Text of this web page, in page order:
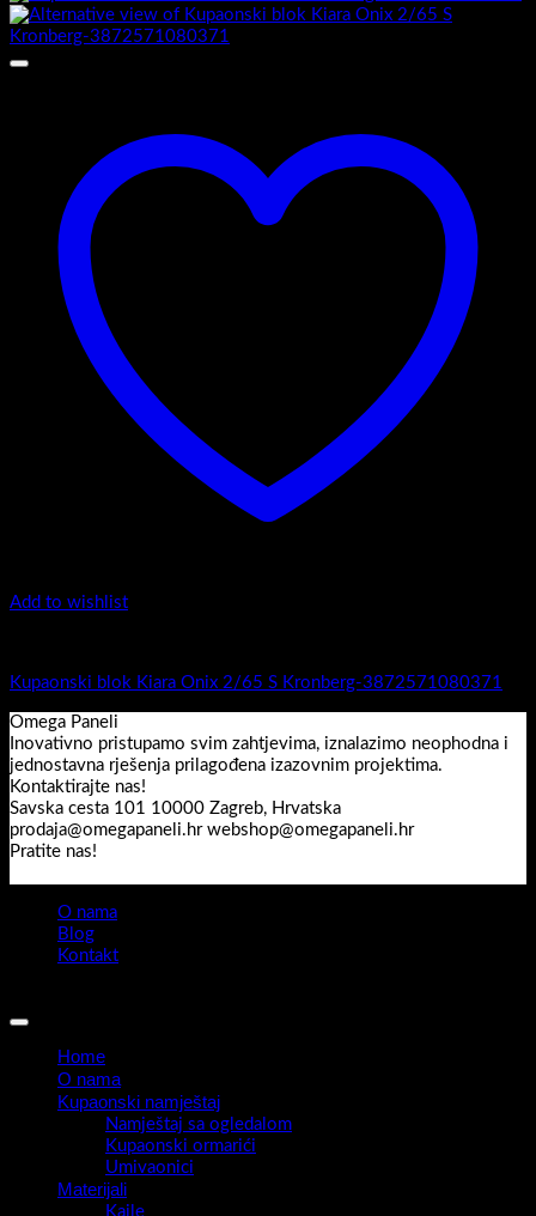
Add to wishlist
Kupaonski blok Kiara Onix 2/65 S Kronberg-3872571080371
Omega Paneli
Inovativno pristupamo svim zahtjevima, iznalazimo neophodna i
jednostavna rješenja prilagođena izazovnim projektima.
Kontaktirajte nas!
Savska cesta 101 10000 Zagreb, Hrvatska
prodaja@omegapaneli.hr webshop@omegapaneli.hr
Pratite nas!
O nama
Blog
Kontakt
Home
O nama
Kupaonski namještaj
Namještaj sa ogledalom
Kupaonski ormarići
Umivaonici
Materijali
Kajle